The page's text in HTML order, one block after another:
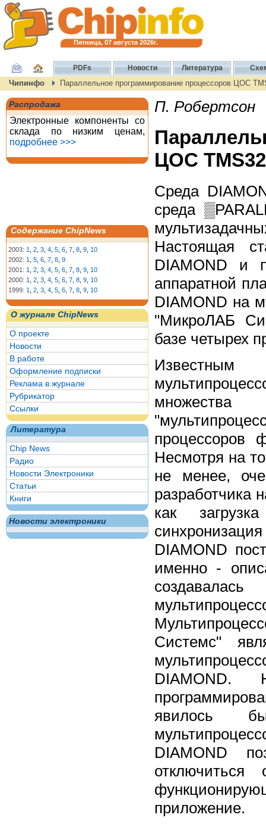
Пятница, 07 августа 2026г.
PDFs Новости Литература
Чипинфо Параллельное программирование процессоров ЦОС
Распродажа
Электронные компоненты со
склада по низким ценам,
подробнее >>>
Содержание ChipNews
2003: 1 2 3 4 5 6 7 8 9 10
2002: 1 5 6 7 8 9
2001: 1 2 3 4 5 6 7 8 9 10
2000: 1 2 3 4 5 6 7 8 9 10
1999: 1 2 3 4 5 6 7 8 9 10
О журнале ChipNews
О проекте
Новости
В работе
Оформление подписки
Реклама в журнале
Рубрикатор
Ссылки
Литература
Chip News
Радио
Новости Электроники
Статьи
Книги
Новости электроники
П. Робертсон
ЦОС
Среда
среда
Настоящая
DIAMOND и
аппаратной
DIAMOND на
"МикроЛАБ
базе четырех
множества
процессоров
Несмотря на
не менее,
разработчика
как
DIAMOND
именно -
Системс"
DIAMOND.
явилось
DIAMOND
приложение.